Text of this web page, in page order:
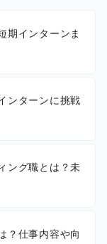
期インターンま
ンターンに挑戦
ング職とは？未
？仕事内容や向